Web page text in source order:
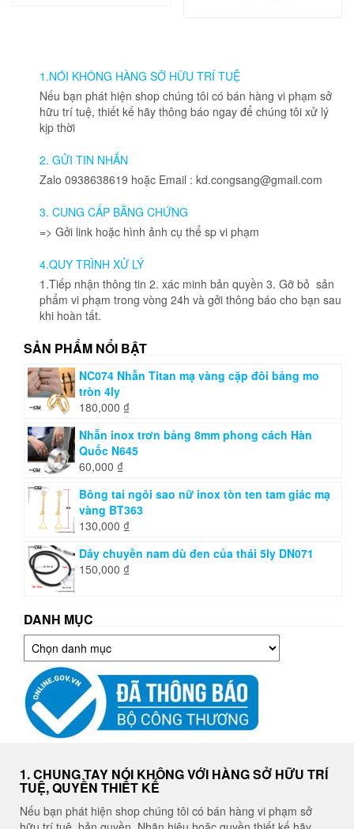
biến
thể.
Các
thể
phẩm
1.NÓI KHÔNG HÀNG SỠ HỮU TRÍ TUỆ
Nếu bạn phát hiện shop chúng tôi có bán hàng vi phạm sở
hữu trí tuệ, thiết kế hãy thông báo ngay để chúng tôi xử lý
kịp thời
2. GỬI TIN NHẮN
Zalo 0938638619 hoặc Email : kd.congsang@gmail.com
3. CUNG CẤP BẰNG CHỨNG
=> Gởi link hoặc hình ảnh cụ thể sp vi phạm
4.QUY TRÌNH XỬ LÝ
1.Tiếp nhận thông tin 2. xác minh bản quyền 3. Gỡ bỏ sản
phẩm vi phạm trong vòng 24h và gởi thông báo cho bạn sau
khi hoàn tất.
SẢN PHẨM NỔI BẬT
NC074 Nhẫn Titan mạ vàng cặp đôi bảng mo
tròn 4ly
180,000 ₫
Nhẫn inox trơn bảng 8mm phong cách Hàn
Quốc N645
60,000 ₫
Bông tai ngôi sao nữ inox tòn ten tam giác mạ
vàng BT363
130,000 ₫
Dây chuyền nam dù đen của thái 5ly DN071
150,000 ₫
DANH MỤC
Danh
mục
1. CHUNG TAY NÓI KHÔNG VỚI HÀNG SỞ HỮU TRÍ
TUỆ, QUYỀN THIẾT KẾ
Nếu bạn phát hiện shop chúng tôi có bán hàng vi phạm sở